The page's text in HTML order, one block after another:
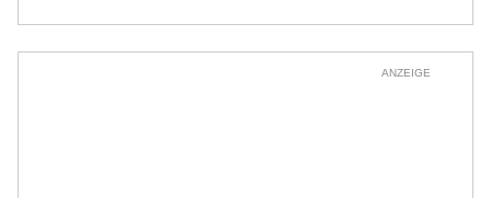
ANZEIGE